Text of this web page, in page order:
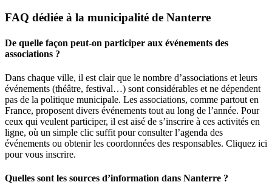
FAQ dédiée à la municipalité de Nanterre
De quelle façon peut-on participer aux événements des
associations ?
Dans chaque ville, il est clair que le nombre d’associations et leurs
événements (théâtre, festival…) sont considérables et ne dépendent
pas de la politique municipale. Les associations, comme partout en
France, proposent divers événements tout au long de l’année. Pour
ceux qui veulent participer, il est aisé de s’inscrire à ces activités en
ligne, où un simple clic suffit pour consulter l’agenda des
événements ou obtenir les coordonnées des responsables. Cliquez ici
pour vous inscrire.
Quelles sont les sources d’information dans Nanterre ?